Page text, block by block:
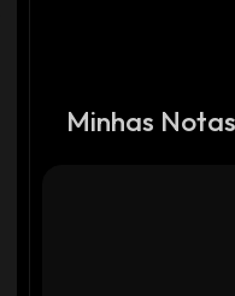
Minhas Notas